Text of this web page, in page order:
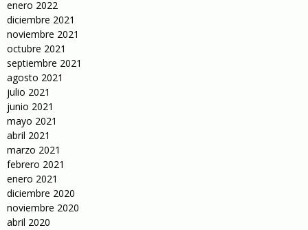
enero 2022
diciembre 2021
noviembre 2021
octubre 2021
septiembre 2021
agosto 2021
julio 2021
junio 2021
mayo 2021
abril 2021
marzo 2021
febrero 2021
enero 2021
diciembre 2020
noviembre 2020
abril 2020